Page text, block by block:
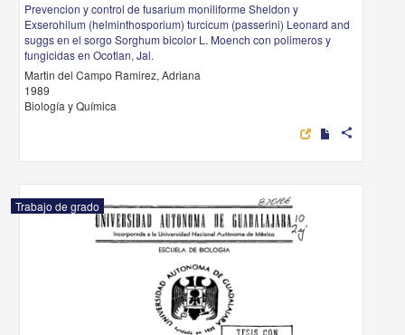
Prevencion y control de fusarium moniliforme Sheldon y
Exserohilum (helminthosporium) turcicum (passerini) Leonard and
suggs en el sorgo Sorghum bicolor L. Moench con polimeros y
fungicidas en Ocotlan, Jal.
Martin del Campo Ramirez, Adriana
1989
Biología y Química
share
Trabajo de grado